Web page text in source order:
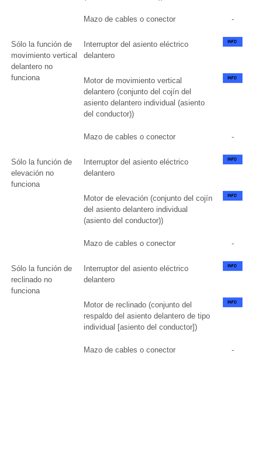
Mazo de cables o conector -
Sólo la función de
movimiento vertical
delantero no
funciona
Interruptor del asiento eléctrico
delantero
Motor de movimiento vertical
delantero (conjunto del cojín del
asiento delantero individual (asiento
del conductor))
Mazo de cables o conector -
Sólo la función de
elevación no
funciona
Interruptor del asiento eléctrico
delantero
Motor de elevación (conjunto del cojín
del asiento delantero individual
(asiento del conductor))
Mazo de cables o conector -
Sólo la función de
reclinado no
funciona
Interruptor del asiento eléctrico
delantero
Motor de reclinado (conjunto del
respaldo del asiento delantero de tipo
individual [asiento del conductor])
Mazo de cables o conector -